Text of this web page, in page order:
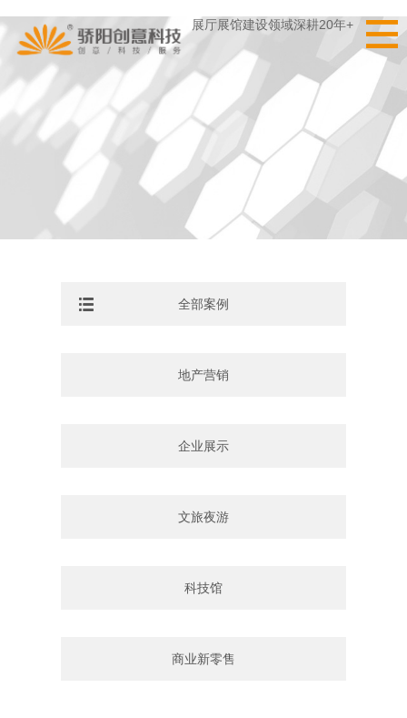
展厅展馆建设领域深耕20年+
全部案例
地产营销
企业展示
文旅夜游
科技馆
商业新零售